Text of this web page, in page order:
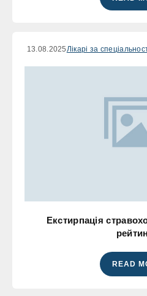
13.08.2025 Лікарі за
Екстирпація
READ